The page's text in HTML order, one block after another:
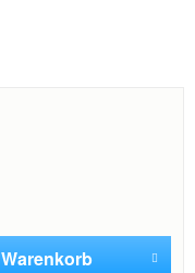
Warenkorb